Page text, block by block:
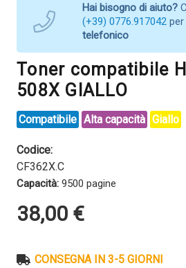
Hai bisogno di aiuto?
(+39) 0776.917042
telefonico
Toner compatibile
508X GIALLO
Compatibile Alta capacità Giallo
Codice:
CF362X.C
Capacità: 9500 pagine
38,00 €
CONSEGNA IN 3-5 GIORNI